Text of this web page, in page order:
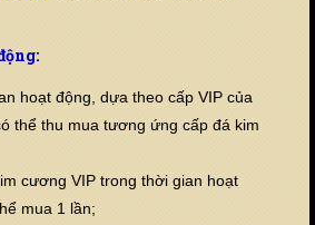
hoạt động, dựa theo cấp VIP của
thể thu mua tương ứng cấp đá kim
cương VIP trong thời gian hoạt
mua 1 lần;